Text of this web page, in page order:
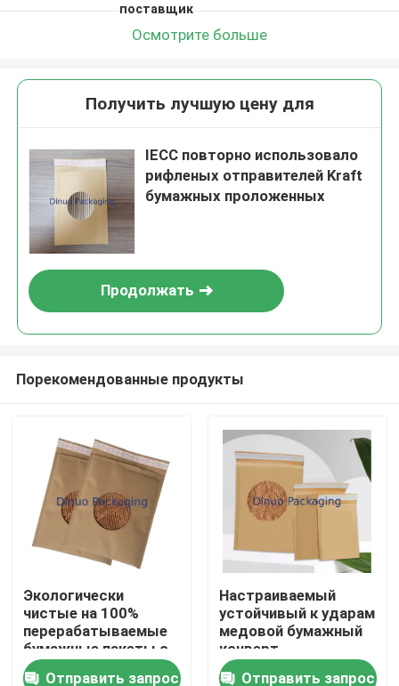
Продукты
Видеозаписи
поставщик
Осмотрите больше
Получить лучшую цену для
IECC повторно использовало
рифленых отправителей Kraft
бумажных проложенных
Продолжать
Порекомендованные продукты
Экологически
чистые на 100%
перерабатываемые
бумажные пакеты с
набивкой,
Отправить запрос
Настраиваемый
устойчивый к ударам
медовой бумажный
конверт
экологически
Отправить запрос